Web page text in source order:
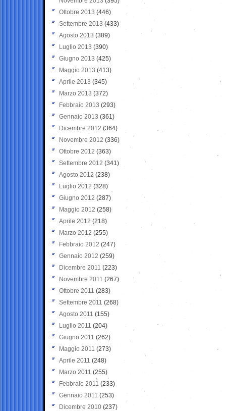
Ottobre 2013 (446)
Settembre 2013 (433)
Agosto 2013 (389)
Luglio 2013 (390)
Giugno 2013 (425)
Maggio 2013 (413)
Aprile 2013 (345)
Marzo 2013 (372)
Febbraio 2013 (293)
Gennaio 2013 (361)
Dicembre 2012 (364)
Novembre 2012 (336)
Ottobre 2012 (363)
Settembre 2012 (341)
Agosto 2012 (238)
Luglio 2012 (328)
Giugno 2012 (287)
Maggio 2012 (258)
Aprile 2012 (218)
Marzo 2012 (255)
Febbraio 2012 (247)
Gennaio 2012 (259)
Dicembre 2011 (223)
Novembre 2011 (267)
Ottobre 2011 (283)
Settembre 2011 (268)
Agosto 2011 (155)
Luglio 2011 (204)
Giugno 2011 (262)
Maggio 2011 (273)
Aprile 2011 (248)
Marzo 2011 (255)
Febbraio 2011 (233)
Gennaio 2011 (253)
Dicembre 2010 (237)